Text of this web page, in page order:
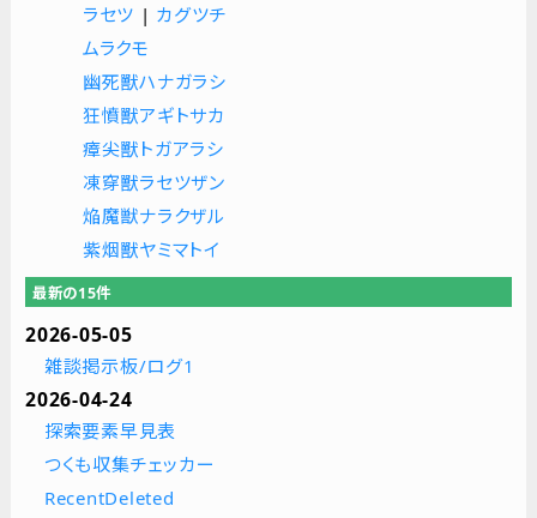
ラセツ | カグツチ
ムラクモ
幽死獸ハナガラシ
狂憤獸アギトサカ
瘴尖獸トガアラシ
凍穿獸ラセツザン
焔魔獣ナラクザル
紫烟獸ヤミマトイ
最新の15件
2026-05-05
雑談掲示板/ログ1
2026-04-24
探索要素早見表
つくも収集チェッカー
RecentDeleted